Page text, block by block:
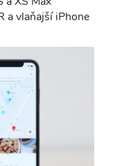
a vlaňajší iPhone